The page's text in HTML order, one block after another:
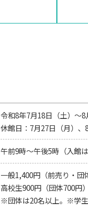
令和8年7月18日（土）～8
休館日：7月27日（月）、
午前9時～午後5時（入館
一般1,400円（前売り・団
高校生900円（団体700円
※団体は20名以上。※学生